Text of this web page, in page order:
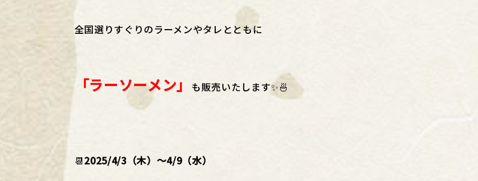
全国選りすぐりのラーメンやタレとともに
「ラーソーメン」 も販売いたします✨🍜
📆2025/4/3（木）～4/9（水）